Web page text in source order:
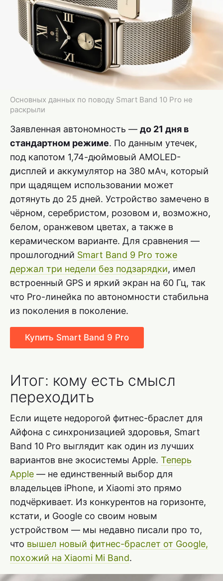
Основных данных по поводу Smart Band 10 Pro не
раскрыли
Заявленная автономность — до 21 дня в
стандартном режиме. По данным утечек,
под капотом 1,74-дюймовый AMOLED-
дисплей и аккумулятор на 380 мАч, который
при щадящем использовании может
дотянуть до 25 дней. Устройство замечено в
чёрном, серебристом, розовом и, возможно,
белом, оранжевом цветах, а также в
керамическом варианте. Для сравнения —
прошлогодний Smart Band 9 Pro тоже
держал три недели без подзарядки, имел
встроенный GPS и яркий экран на 60 Гц, так
что Pro-линейка по автономности стабильна
из поколения в поколение.
Купить Smart Band 9 Pro
Итог: кому есть смысл
переходить
Если ищете недорогой фитнес-браслет для
Айфона с синхронизацией здоровья, Smart
Band 10 Pro выглядит как один из лучших
вариантов вне экосистемы Apple. Теперь
Apple — не единственный выбор для
владельцев iPhone, и Xiaomi это прямо
подчёркивает. Из конкурентов на горизонте,
кстати, и Google со своим новым
устройством — мы недавно писали про то,
что вышел новый фитнес-браслет от Google,
похожий на Xiaomi Mi Band.